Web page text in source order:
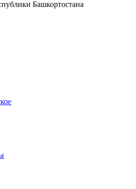
Башкортостана